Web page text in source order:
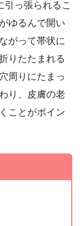
引っ張られるこ
ゆるんで開い
がって帯状に
りたたまれる
周りにたまっ
り、皮膚の老
ことがポイン